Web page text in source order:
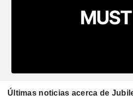
Últimas noticias acerca de